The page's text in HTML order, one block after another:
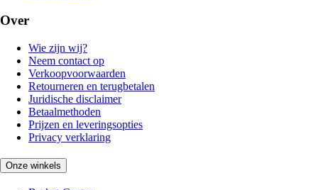
Over
Wie zijn wij?
Neem contact op
Verkoopvoorwaarden
Retourneren en terugbetalen
Juridische disclaimer
Betaalmethoden
Prijzen en leveringsopties
Privacy verklaring
Onze winkels